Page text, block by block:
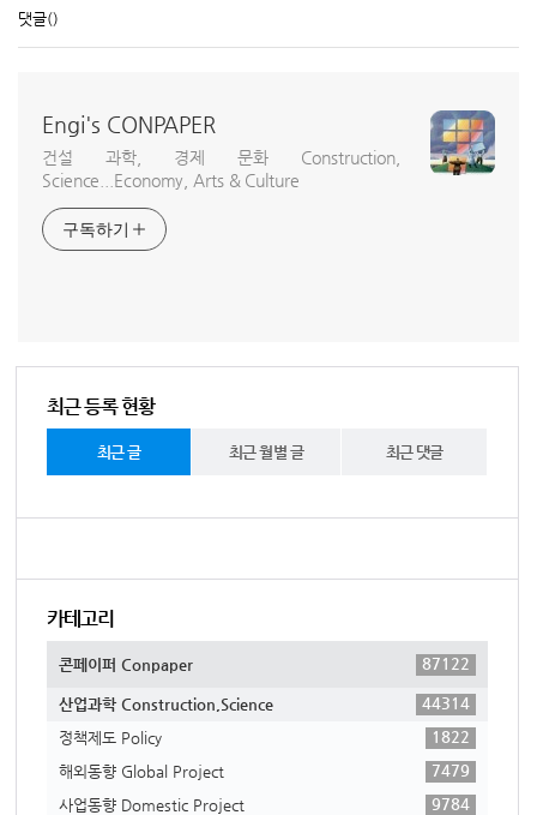
댓글()
Engi's CONPAPER
건설 과학, 경제 문화 Construction,
Science...Economy, Arts & Culture
구독하기
최근 등록 현황
최근 글 최근 월별 글 최근 댓글
카테고리
콘페이퍼 Conpaper 87122
산업과학 Construction,Science
44314
정책제도 Policy
1822
해외동향 Global Project
7479
사업동향 Domestic Project
9784